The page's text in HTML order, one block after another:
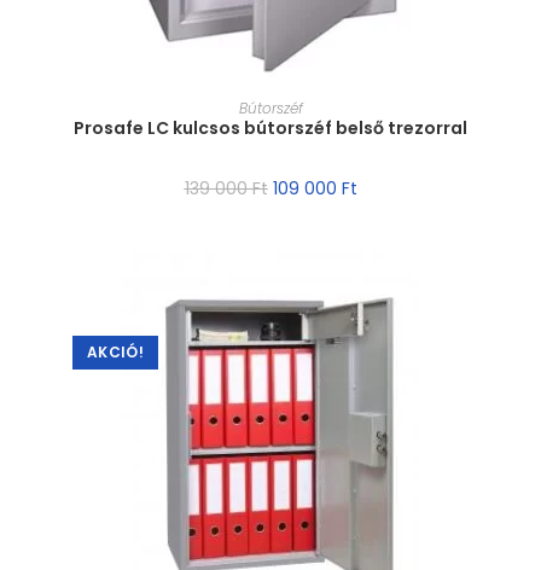
MÉRET VÁLASZTÁSA
Bútorszéf
Prosafe LC kulcsos bútorszéf belső trezorral
139 000Ft 109 000 Ft
AKCIÓ!